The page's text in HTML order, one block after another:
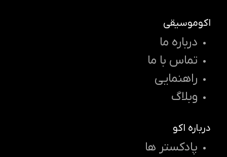
اکوموسیقی
درباره ما
تماس با ما
راهنمایی
وبلاگ
درباره اکو
پادکستر ها